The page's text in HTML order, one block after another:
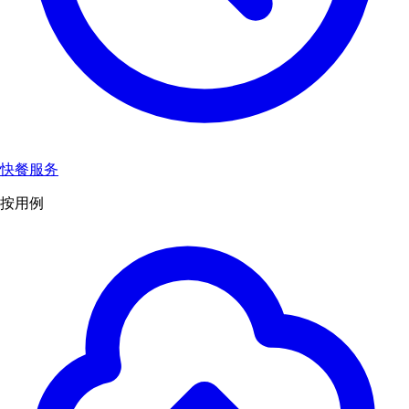
快餐服务
按用例